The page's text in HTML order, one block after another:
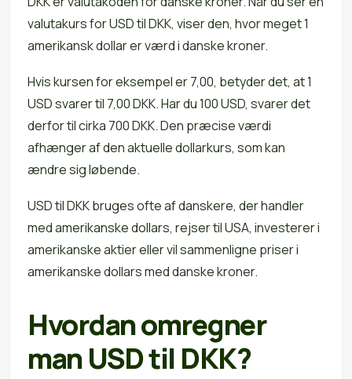
valutakurs for USD til DKK, viser den, hvor meget 1
amerikansk dollar er værd i danske kroner.
Hvis kursen for eksempel er 7,00, betyder det, at 1
USD svarer til 7,00 DKK. Har du 100 USD, svarer det
derfor til cirka 700 DKK. Den præcise værdi
afhænger af den aktuelle dollarkurs, som kan
ændre sig løbende.
USD til DKK bruges ofte af danskere, der handler
med amerikanske dollars, rejser til USA, investerer i
amerikanske aktier eller vil sammenligne priser i
amerikanske dollars med danske kroner.
Hvordan omregner
man USD til DKK?